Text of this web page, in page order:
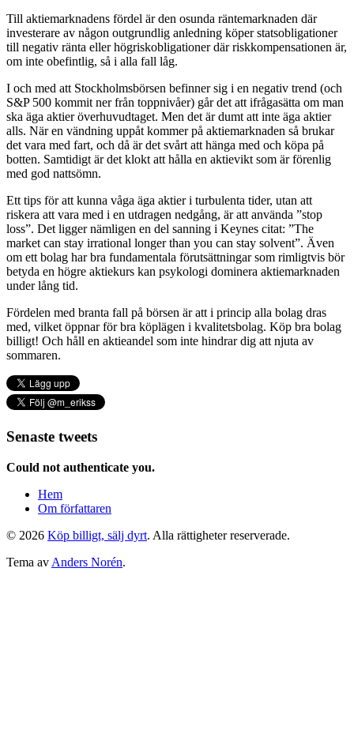
Till aktiemarknadens fördel är den osunda räntemarknaden där
investerare av någon outgrundlig anledning köper statsobligationer
till negativ ränta eller högriskobligationer där riskkompensationen är,
om inte obefintlig, så i alla fall låg.
I och med att Stockholmsbörsen befinner sig i en negativ trend (och
S&P 500 kommit ner från toppnivåer) går det att ifrågasätta om man
ska äga aktier överhuvudtaget. Men det är dumt att inte äga aktier
alls. När en vändning uppåt kommer på aktiemarknaden så brukar
det vara med fart, och då är det svårt att hänga med och köpa på
botten. Samtidigt är det klokt att hålla en aktievikt som är förenlig
med god nattsömn.
Ett tips för att kunna våga äga aktier i turbulenta tider, utan att
riskera att vara med i en utdragen nedgång, är att använda ”stop
loss”. Det ligger nämligen en del sanning i Keynes citat: ”The
market can stay irrational longer than you can stay solvent”. Även
om ett bolag har bra fundamentala förutsättningar som rimligtvis bör
betyda en högre aktiekurs kan psykologi dominera aktiemarknaden
under lång tid.
Fördelen med branta fall på börsen är att i princip alla bolag dras
med, vilket öppnar för bra köplägen i kvalitetsbolag. Köp bra bolag
billigt! Och håll en aktieandel som inte hindrar dig att njuta av
sommaren.
Senaste tweets
Could not authenticate you.
Hem
Om författaren
© 2026 Köp billigt, sälj dyrt. Alla rättigheter reserverade.
Tema av Anders Norén.